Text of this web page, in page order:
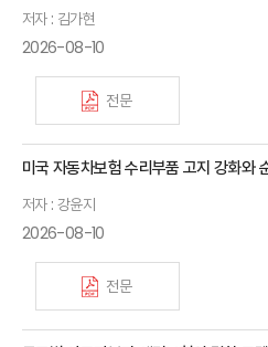
저자 : 김가현
2026-08-10
전문
미국 자동차보험 수리부품 고지 강화와
저자 : 강윤지
2026-08-10
전문